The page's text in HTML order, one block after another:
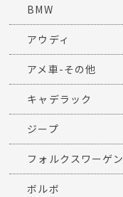
BMW
アウディ
アメ車-その他
キャデラック
ジープ
フォルクスワーゲン
ボルボ